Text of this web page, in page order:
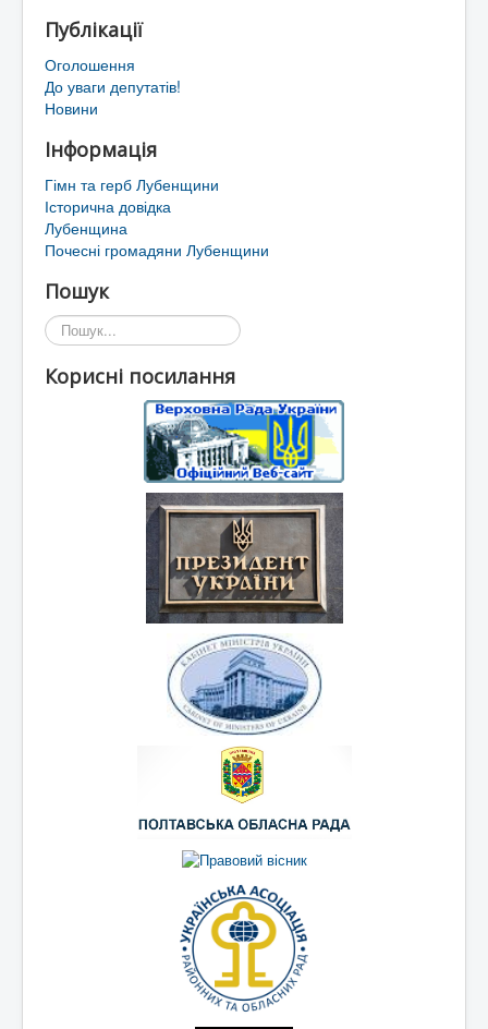
Публікації
Оголошення
До уваги депутатів!
Новини
Інформація
Гімн та герб Лубенщини
Історична довідка
Лубенщина
Почесні громадяни Лубенщини
Пошук
Пошук...
Корисні посилання